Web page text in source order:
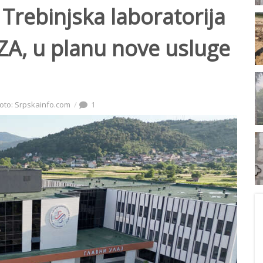
Trebinjska laboratorija
u planu nove usluge
Srpskainfo.com 1